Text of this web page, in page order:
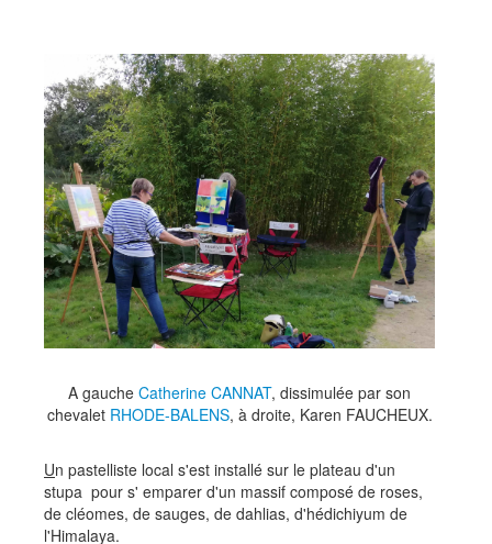
A gauche Catherine CANNAT, dissimulée par son
chevalet RHODE-BALENS, à droite, Karen FAUCHEUX.
Un pastelliste local s'est installé sur le plateau d'un
stupa pour s' emparer d'un massif composé de roses,
de cléomes, de sauges, de dahlias, d'hédichiyum de
l'Himalaya.